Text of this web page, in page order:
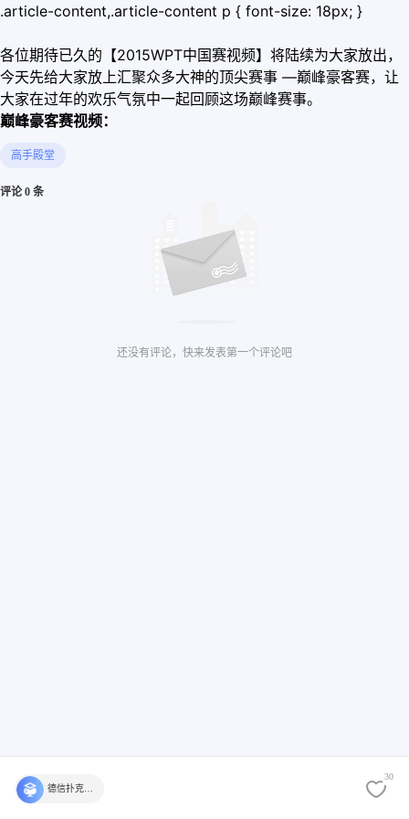
.article-content,.article-content p { font-size: 18px; }
各位期待已久的【2015WPT中国赛视频】将陆续为大家放出，
今天先给大家放上汇聚众多大神的顶尖赛事 —巅峰豪客赛，让
大家在过年的欢乐气氛中一起回顾这场巅峰赛事。
巅峰豪客赛视频：
高手殿堂
评论 0 条
还没有评论，快来发表第一个评论吧
30